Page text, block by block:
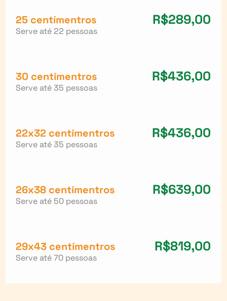
25 centímentros R$289,00
Serve até 22 pessoas
30 centímentros R$436,00
Serve até 35 pessoas
22x32 centímentros R$436,00
Serve até 35 pessoas
26x38 centímentros R$639,00
Serve até 50 pessoas
29x43 centímentros R$819,00
Serve até 70 pessoas